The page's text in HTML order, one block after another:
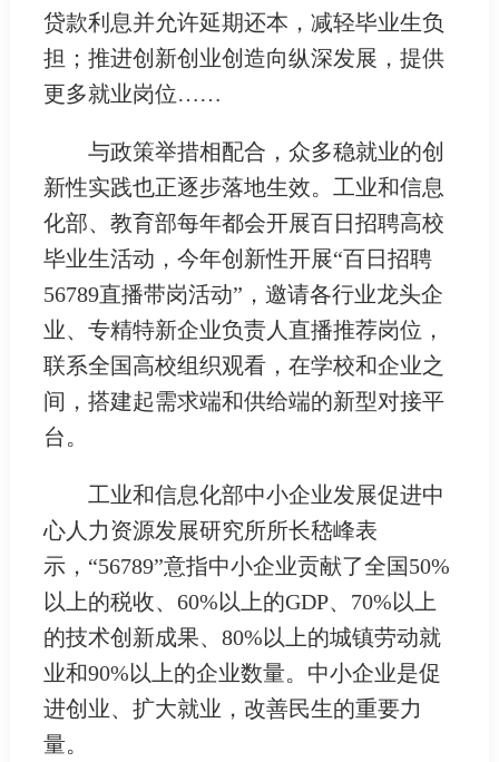
贷款利息并允许延期还本，减轻毕业生负
担；推进创新创业创造向纵深发展，提供
更多就业岗位……
与政策举措相配合，众多稳就业的创
新性实践也正逐步落地生效。工业和信息
化部、教育部每年都会开展百日招聘高校
毕业生活动，今年创新性开展“百日招聘
56789直播带岗活动”，邀请各行业龙头企
业、专精特新企业负责人直播推荐岗位，
联系全国高校组织观看，在学校和企业之
间，搭建起需求端和供给端的新型对接平
台。
工业和信息化部中小企业发展促进中
心人力资源发展研究所所长嵇峰表
示，“56789”意指中小企业贡献了全国50%
以上的税收、60%以上的GDP、70%以上
的技术创新成果、80%以上的城镇劳动就
业和90%以上的企业数量。中小企业是促
进创业、扩大就业，改善民生的重要力
量。